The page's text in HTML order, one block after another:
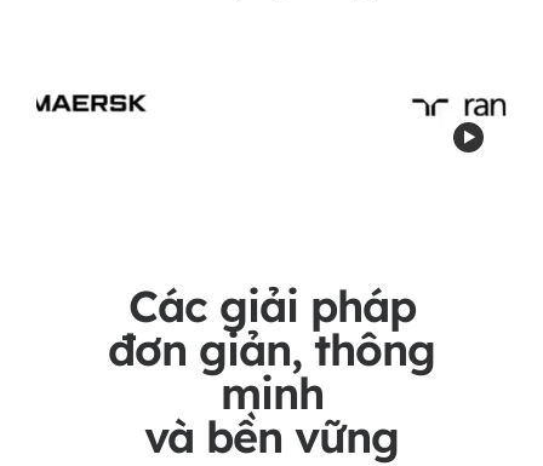
Các giải pháp
đơn giản, thông
minh
và bền vững